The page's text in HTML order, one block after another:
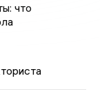
что